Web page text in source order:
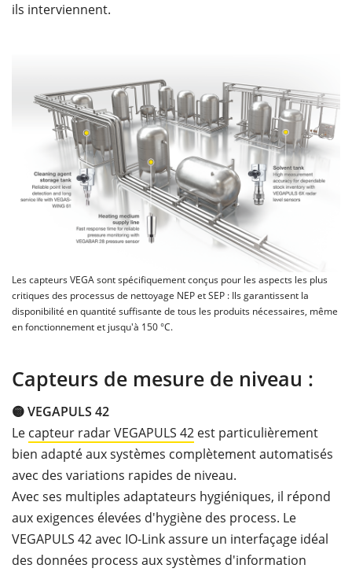
ils interviennent.
Les capteurs VEGA sont spécifiquement conçus pour les aspects les plus
critiques des processus de nettoyage NEP et SEP : Ils garantissent la
disponibilité en quantité suffisante de tous les produits nécessaires, même
en fonctionnement et jusqu'à 150 °C.
Capteurs de mesure de niveau :
🟡 VEGAPULS 42
Le capteur radar VEGAPULS 42 est particulièrement
bien adapté aux systèmes complètement automatisés
avec des variations rapides de niveau.
Avec ses multiples adaptateurs hygiéniques, il répond
aux exigences élevées d'hygiène des process. Le
VEGAPULS 42 avec IO-Link assure un interfaçage idéal
des données process aux systèmes d'information